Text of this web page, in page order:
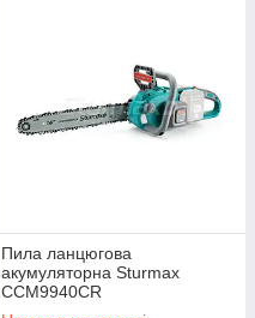
Пила ланцюгова
акумуляторна Sturmax
CCM9940CR